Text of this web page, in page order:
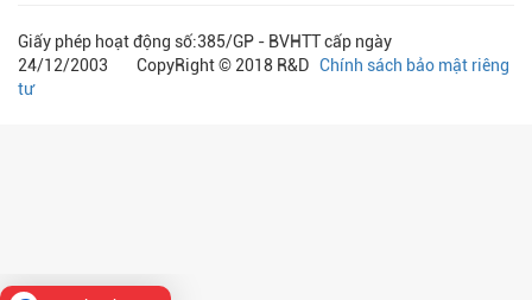
Giấy phép hoạt động số:385/GP - BVHTT cấp ngày
24/12/2003 CopyRight © 2018 R&D Chính sách bảo mật riêng
tư